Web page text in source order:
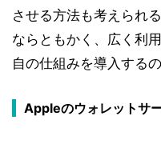
させる方法も考えられ
ならともかく、広く利
自の仕組みを導入する
Appleのウォレットサ